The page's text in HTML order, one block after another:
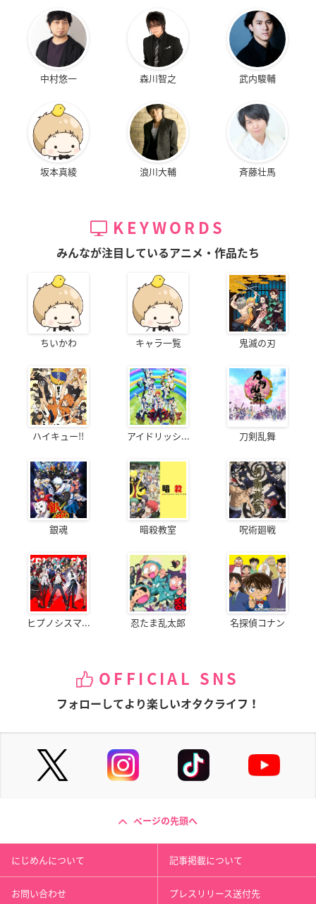
中村悠一 森川智之 武内駿輔
坂本真綾 浪川大輔 斉藤壮馬
KEYWORDS
みんなが注目しているアニメ・作品たち
ちいかわ キャラ一覧 鬼滅の刃
ハイキュー!! アイドリッシ... 刀剣乱舞
銀魂 暗殺教室 呪術廻戦
ヒプノシスマ... 忍たま乱太郎 名探偵コナン
OFFICIAL SNS
フォローしてより楽しいオタクライフ！
ページの先頭へ
にじめんについて 記事掲載について
お問い合わせ プレスリリース送付先